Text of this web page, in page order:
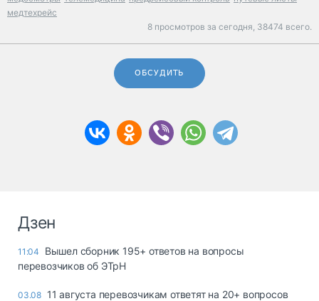
медтехрейс
8 просмотров за сегодня, 38474 всего.
ОБСУДИТЬ
Дзен
11:04
Вышел сборник 195+ ответов на вопросы
перевозчиков об ЭТрН
03.08 11 августа перевозчикам ответят на 20+ вопросов